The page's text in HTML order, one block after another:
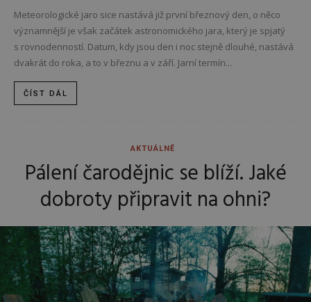
Meteorologické jaro sice nastává již první březnový den, o něco
významnější je však začátek astronomického jara, který je spjatý
s rovnodenností. Datum, kdy jsou den i noc stejně dlouhé, nastává
dvakrát do roka, a to v březnu a v září. Jarní termín...
ČÍST DÁL
AKTUÁLNĚ
Pálení čarodějnic se blíží. Jaké
dobroty připravit na ohni?